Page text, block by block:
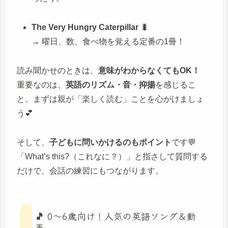
The Very Hungry Caterpillar 🐛
→ 曜日、数、食べ物を覚える定番の1冊！
読み聞かせのときは、 意味がわからなくてもOK！
重要なのは、 英語のリズム・音・抑揚を感じるこ
と。まずは親が「楽しく読む」ことを心がけましょ
う💕
そして、 子どもに問いかけるのもポイント です💬
「What’s this?（これなに？）」と指さして質問する
だけで、会話の練習にもつながります。
🎵 0〜6歳向け！人気の英語ソング＆動